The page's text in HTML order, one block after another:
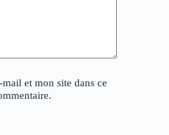
et mon site dans ce